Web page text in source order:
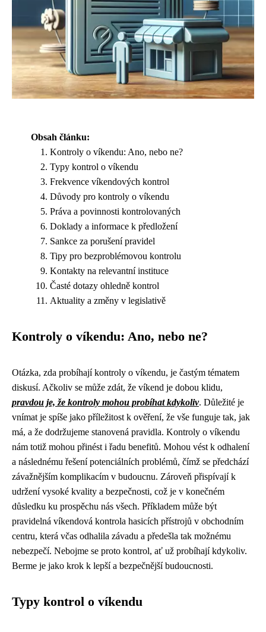
Obsah článku:
Kontroly o víkendu: Ano, nebo ne?
Typy kontrol o víkendu
Frekvence víkendových kontrol
Důvody pro kontroly o víkendu
Práva a povinnosti kontrolovaných
Doklady a informace k předložení
Sankce za porušení pravidel
Tipy pro bezproblémovou kontrolu
Kontakty na relevantní instituce
Časté dotazy ohledně kontrol
Aktuality a změny v legislativě
Kontroly o víkendu: Ano, nebo ne?
Otázka, zda probíhají kontroly o víkendu, je častým tématem
diskusí. Ačkoliv se může zdát, že víkend je dobou klidu,
pravdou je, že kontroly mohou probíhat kdykoliv. Důležité je
vnímat je spíše jako příležitost k ověření, že vše funguje tak, jak
má, a že dodržujeme stanovená pravidla. Kontroly o víkendu
nám totiž mohou přinést i řadu benefitů. Mohou vést k odhalení
a následnému řešení potenciálních problémů, čímž se předchází
závažnějším komplikacím v budoucnu. Zároveň přispívají k
udržení vysoké kvality a bezpečnosti, což je v konečném
důsledku ku prospěchu nás všech. Příkladem může být
pravidelná víkendová kontrola hasicích přístrojů v obchodním
centru, která včas odhalila závadu a předešla tak možnému
nebezpečí. Nebojme se proto kontrol, ať už probíhají kdykoliv.
Berme je jako krok k lepší a bezpečnější budoucnosti.
Typy kontrol o víkendu